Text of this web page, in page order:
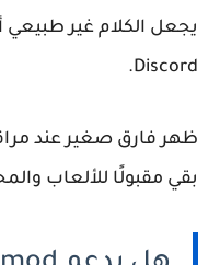
يجعل الكلام غير طبيعي
Discord.
ظهر فارق صغير عند
بقي مقبولًا للألعاب